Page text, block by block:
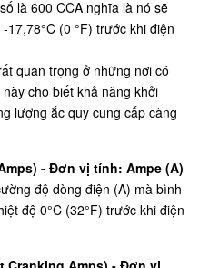
là 600 CCA nghĩa là nó sẽ
(0 °F) trước khi điện
quan trọng ở những nơi có
cho biết khả năng khởi
lượng ắc quy cung cấp càng
- Đơn vị tính: Ampe (A)
độ dòng điện (A) mà bình
độ 0°C (32°F) trước khi điện